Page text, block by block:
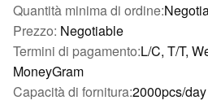
Quantità minima di ordine:
Prezzo: Negotiable
Termini di pagamento:L/C, T/T,
MoneyGram
Capacità di fornitura:2000pcs/day